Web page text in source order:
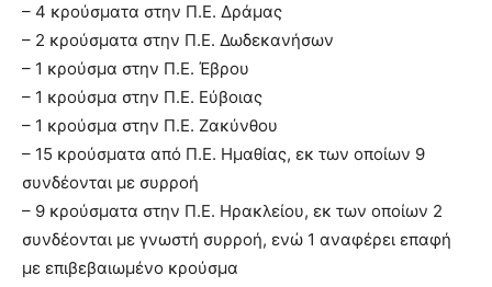
– 4 κρούσματα στην Π.Ε. Δράμας
– 2 κρούσματα στην Π.Ε. Δωδεκανήσων
– 1 κρούσμα στην Π.Ε. Έβρου
– 1 κρούσμα στην Π.Ε. Εύβοιας
– 1 κρούσμα στην Π.Ε. Ζακύνθου
– 15 κρούσματα από Π.Ε. Ημαθίας, εκ των οποίων 9
συνδέονται με συρροή
– 9 κρούσματα στην Π.Ε. Ηρακλείου, εκ των οποίων 2
συνδέονται με γνωστή συρροή, ενώ 1 αναφέρει επαφή
με επιβεβαιωμένο κρούσμα